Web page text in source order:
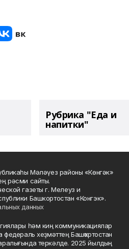
Рубрика "Еда и
напитки"
Мәләүез районы «Көнгәк»
рәсми сайты.
газеты г. Мелеуз и
Башкортостан «Конгэк».
данных
һәм киң коммуникациялар
хеҙмәттең Башҡортостан
теркәлде. 2025 йылдың